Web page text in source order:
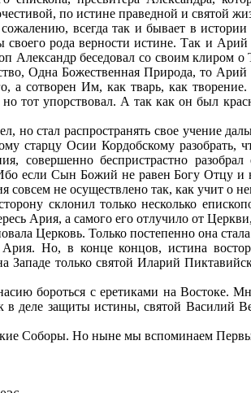
по истине праведной и святой
всегда так и бывает в
своего рода верности истине. Так и
Александр беседовал со своим клиром
Одна Божественная Природа, то Арий
сотворен Им, как тварь, как
тот упорствовал. А так как он был
но стал распространять свое учение
старцу Осии Кордобскому разобрать,
совершенно беспристрастно
если Сын Божий не равен Богу Отцу
не осуществлено так, как учит о
склонил только несколько
Ария, а самого его отлучило от
Церковь. Только постепенно она
Но, в конце концов, истина
Западе только святой Иларий
бороться с еретиками на Востоке.
в деле защиты истины, святой Василий
Соборы. Но ныне мы вспоминаем